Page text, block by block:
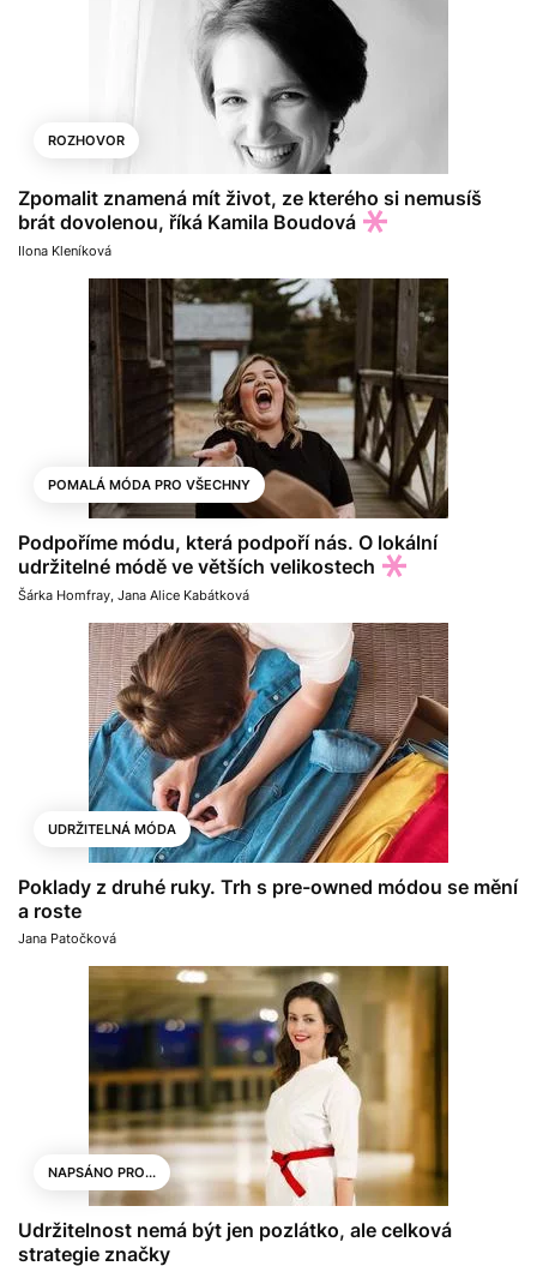
ROZHOVOR
Zpomalit znamená mít život, ze kterého si nemusíš
brát dovolenou, říká Kamila Boudová
Ilona Kleníková
POMALÁ MÓDA PRO VŠECHNY
Podpoříme módu, která podpoří nás. O lokální
udržitelné módě ve větších velikostech
Šárka Homfray, Jana Alice Kabátková
UDRŽITELNÁ MÓDA
Poklady z druhé ruky. Trh s pre-owned módou se mění
a roste
Jana Patočková
NAPSÁNO PRO...
Udržitelnost nemá být jen pozlátko, ale celková
strategie značky